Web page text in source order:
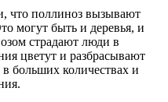
что поллиноз вызывают
могут быть и деревья, и
страдают люди в
цветут и разбрасывают
больших количествах и